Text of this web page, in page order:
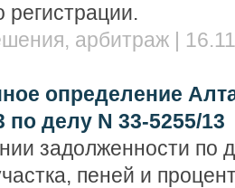
регистрации.
арбитраж |
определение
по делу N 33-5255/13
задолженности по
пеней и